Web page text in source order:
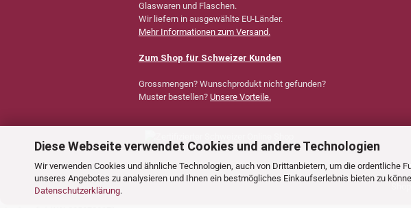
Diese Webseite verwendet Cookies und andere Technologien
Wir verwenden Cookies und ähnliche Technologien, auch von Drittanbietern, um die ordentliche
unseres Angebotes zu analysieren und Ihnen ein bestmögliches Einkaufserlebnis bieten zu
Datenschutzerklärung.
Glaswaren und Flaschen.
Wir liefern in ausgewählte EU-Länder.
Mehr Informationen zum Versand.
Zum Shop für Schweizer Kunden
Grossmengen? Wunschprodukt nicht gefunden?
Muster bestellen? Unsere Vorteile.